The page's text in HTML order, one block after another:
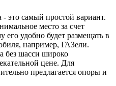
это самый простой вариант.
место за счет
его удобно будет размещать в
например, ГАЗели.
без шасси широко
цене. Для
предлагается опоры и